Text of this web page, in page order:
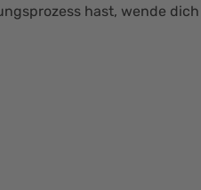
hast, wende